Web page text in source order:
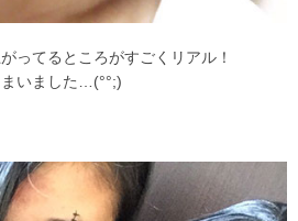
ってるところがすごくリアル！
いました…(°°;)